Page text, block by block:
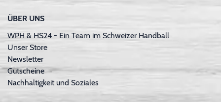
ÜBER UNS
WPH & HS24 - Ein Team im Schweizer Handball
Unser Store
Newsletter
Gutscheine
Nachhaltigkeit und Soziales